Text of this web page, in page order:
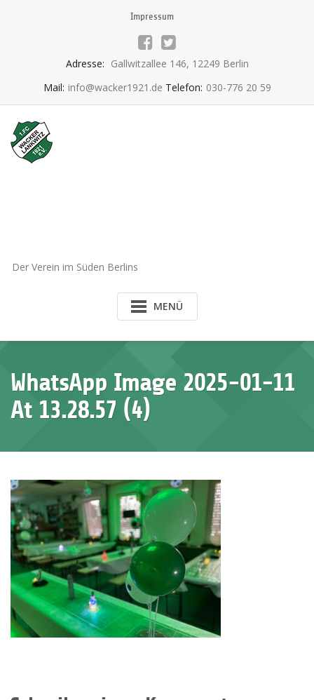
Impressum
Adresse: Gallwitzallee 146, 12249 Berlin
Mail: info@wacker1921.de Telefon: 030-776 20 59
Der Verein im Süden Berlins
MENÜ
WhatsApp Image 2025-01-11
At 13.28.57 (4)